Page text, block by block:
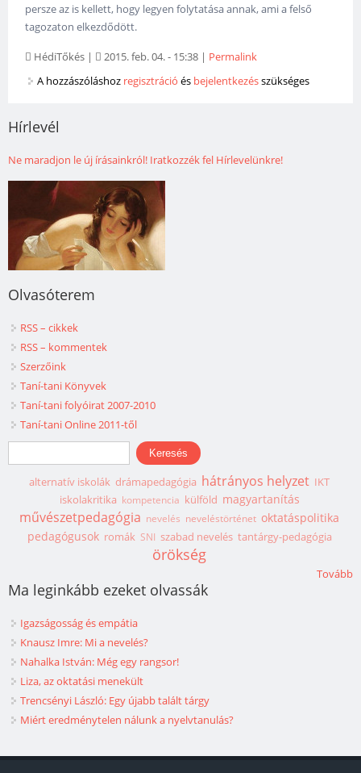
persze az is kellett, hogy legyen folytatása annak, ami a felső
tagozaton elkezdődött.
HédiTőkés | 2015. feb. 04. - 15:38 | Permalink
A hozzászóláshoz regisztráció és bejelentkezésszükséges
Hírlevél
Ne maradjon le új írásainkról! Iratkozzék fel Hírlevelünkre!
Olvasóterem
RSS – cikkek
RSS – kommentek
Szerzőink
Taní-tani Könyvek
Taní-tani folyóirat 2007-2010
Taní-tani Online 2011-től
Keresés űrlap
Keresés
alternatív iskolák drámapedagógia hátrányos helyzet IKT
iskolakritika kompetencia külföld magyartanítás
művészetpedagógia nevelés neveléstörténet oktatáspolitika
pedagógusok romák SNI szabad nevelés tantárgy-pedagógia
örökség
Tovább
Ma leginkább ezeket olvassák
Igazságosság és empátia
Knausz Imre: Mi a nevelés?
Nahalka István: Még egy rangsor!
Liza, az oktatási menekült
Trencsényi László: Egy újabb talált tárgy
Miért eredménytelen nálunk a nyelvtanulás?